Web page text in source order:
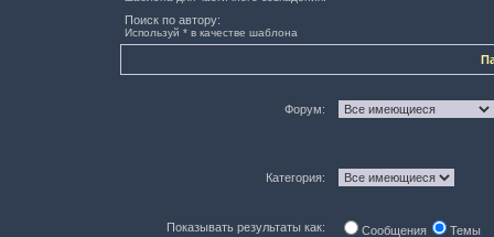
Поиск по автору:
Используй * в качестве шаблона
Форум:
Категория:
Показывать результаты как: Сообщения Темы